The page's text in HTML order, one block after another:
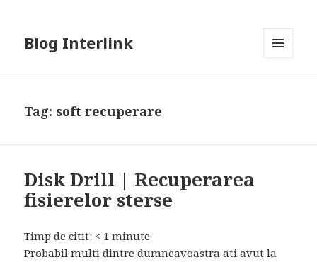
Blog Interlink
Tag: soft recuperare
Disk Drill | Recuperarea
fisierelor sterse
Timp de citit: < 1 minute
Probabil multi dintre dumneavoastra ati avut la